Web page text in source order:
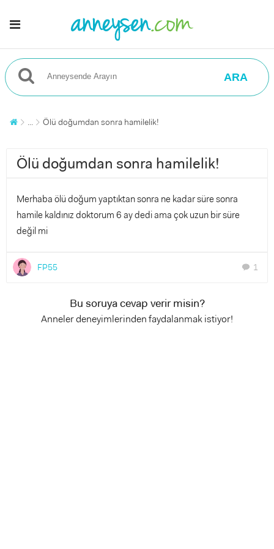
ARA
... Ölü doğumdan sonra hamilelik!
Ölü doğumdan sonra hamilelik!
Merhaba ölü doğum yaptıktan sonra ne kadar süre sonra
hamile kaldınız doktorum 6 ay dedi ama çok uzun bir süre
değil mi
FP55 chat 1
Bu soruya cevap verir misin?
Anneler deneyimlerinden faydalanmak istiyor!